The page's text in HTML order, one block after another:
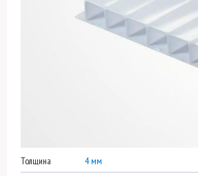
Толщина
4 мм